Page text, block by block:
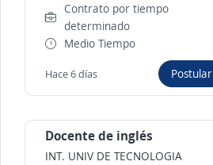
Contrato por tiempo
determinado
Medio Tiempo
Hace 6 días Postular
Docente de inglés
INT. UNIV DE TECNOLOGIA